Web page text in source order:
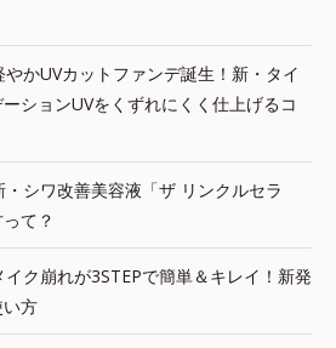
やかUVカットファンデ誕生！新・タイ
ションUVをくずれにくく仕上げるコ
・シワ改善美容液「ザ リンクルセラ
て？
イク崩れが3STEPで簡単＆キレイ！新発
方